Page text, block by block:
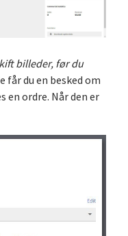
billeder, før du
får du en besked om
ordre. Når den er